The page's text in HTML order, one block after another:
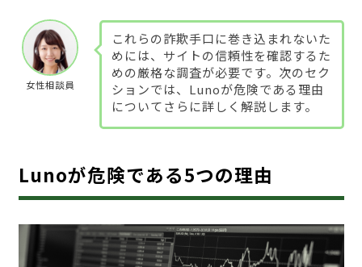
女性相談員
これらの詐欺手口に巻き込まれないた
めには、サイトの信頼性を確認するた
めの厳格な調査が必要です。次のセク
ションでは、Lunoが危険である理由
についてさらに詳しく解説します。
Lunoが危険である5つの理由